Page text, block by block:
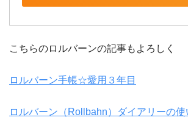
こちらのロルバーンの記事もよろしく
ロルバーン手帳☆愛用３年目
ロルバーン（Rollbahn）ダイアリーの